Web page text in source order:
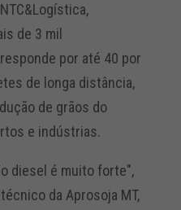
de 3 mil
por até 40 por
de longa distância,
de grãos do
e indústrias.
diesel é muito forte",
da Aprosoja MT,